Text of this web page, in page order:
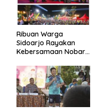
Ribuan Warga
Sidoarjo Rayakan
Kebersamaan Nobar
Bersama Bupati
Subandi dan
Forkopimda